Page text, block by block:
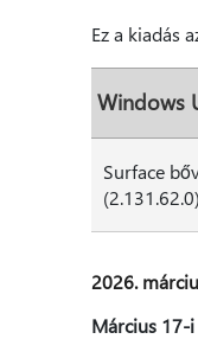
Ez a kiadás
Windows
Surface
(2.131.62.0)
2026.
Március 17-